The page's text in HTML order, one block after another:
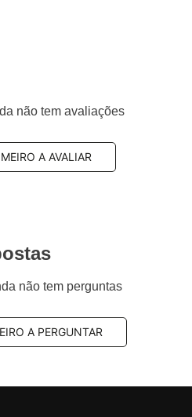
não tem avaliações
A AVALIAR
não tem perguntas
A PERGUNTAR